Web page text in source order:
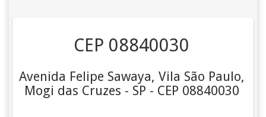
CEP 08840030
Avenida Felipe Sawaya, Vila São Paulo,
Mogi das Cruzes - SP - CEP 08840030